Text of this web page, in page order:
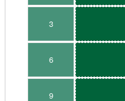
3
6
9